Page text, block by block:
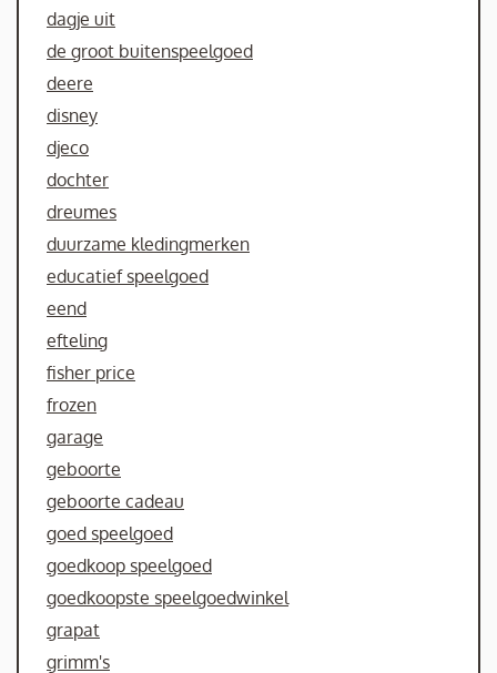
dagje uit
de groot buitenspeelgoed
deere
disney
djeco
dochter
dreumes
duurzame kledingmerken
educatief speelgoed
eend
efteling
fisher price
frozen
garage
geboorte
geboorte cadeau
goed speelgoed
goedkoop speelgoed
goedkoopste speelgoedwinkel
grapat
grimm's